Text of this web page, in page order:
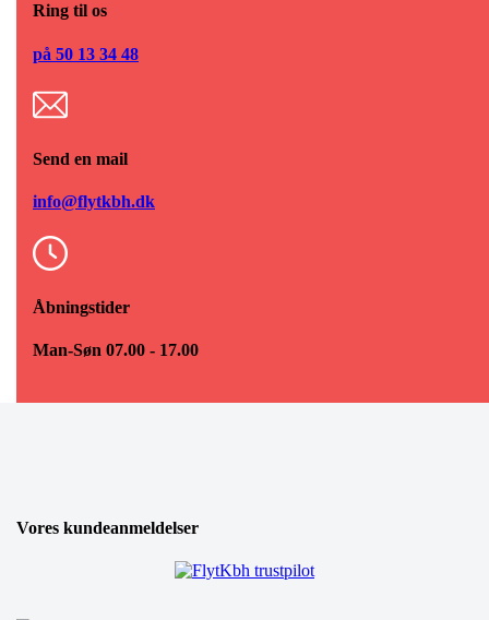
Ring til os
på 50 13 34 48
Send en mail
info@flytkbh.dk
Åbningstider
Man-Søn 07.00 - 17.00
Vores kundeanmeldelser